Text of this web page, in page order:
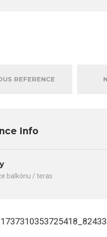
REFERENCE
Info
balkónu / teras